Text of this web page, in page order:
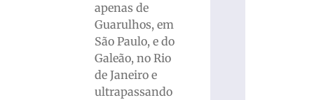
apenas de
Guarulhos, em
São Paulo, e do
Galeão, no Rio
de Janeiro e
ultrapassando